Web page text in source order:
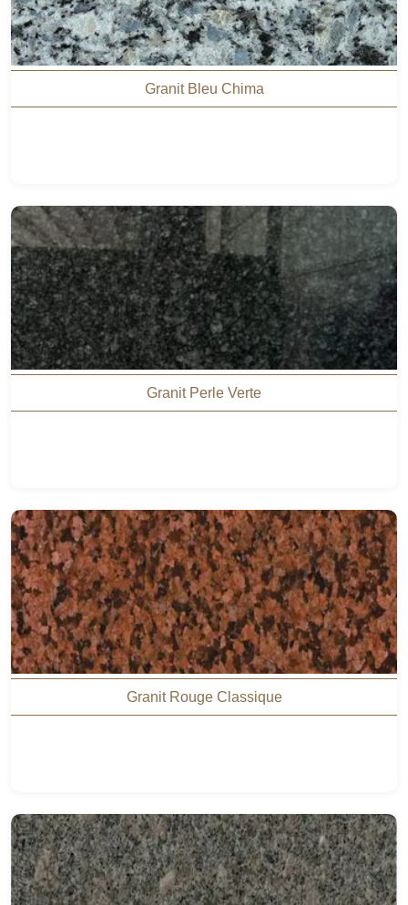
Granit Bleu Chima
Granit Perle Verte
Granit Rouge Classique